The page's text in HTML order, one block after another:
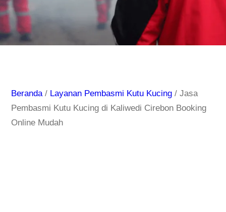
Beranda / Layanan Pembasmi Kutu Kucing / Jasa
Pembasmi Kutu Kucing di Kaliwedi Cirebon Booking
Online Mudah